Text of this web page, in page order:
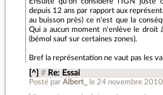
depuis 12 ans par rapport aux
au buisson près) ce n'est que la
Qui a aucun moment n'enlève le droit
(bémol sauf sur certaines zones).
Bref la représentation ne vaut pas les
[^] # Re: Essai
Posté par Albert_ le 24 novembre